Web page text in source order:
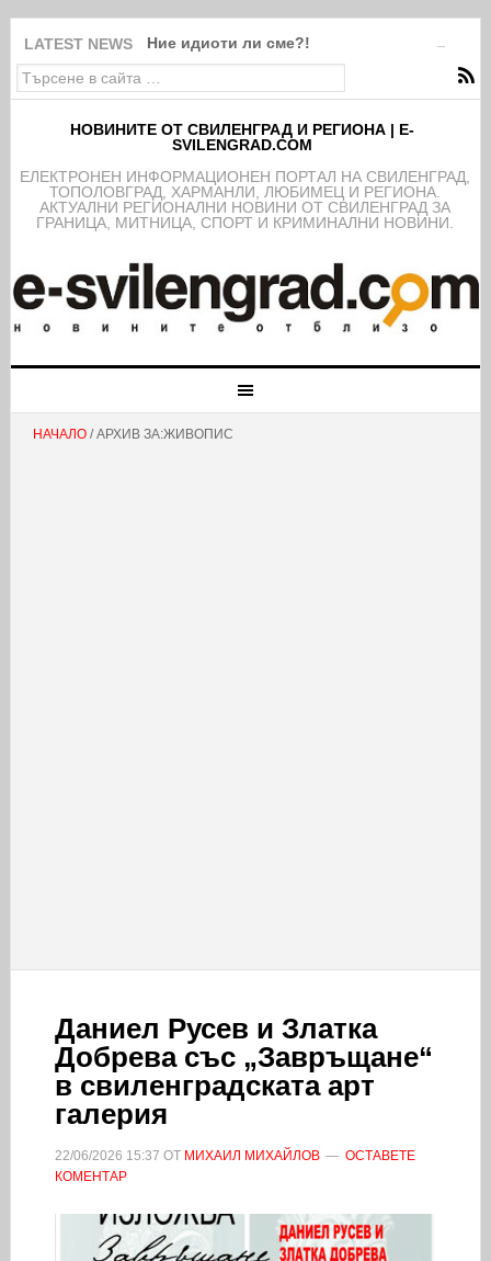
LATEST NEWS Ние идиоти ли сме?!
НОВИНИТЕ ОТ СВИЛЕНГРАД И РЕГИОНА | E-
SVILENGRAD.COM
EЛЕКТРОНЕН ИНФОРМАЦИОНЕН ПОРТАЛ НА СВИЛЕНГРАД,
ТОПОЛОВГРАД, ХАРМАНЛИ, ЛЮБИМЕЦ И РЕГИОНА.
АКТУАЛНИ РЕГИОНАЛНИ НОВИНИ ОТ СВИЛЕНГРАД ЗА
ГРАНИЦА, МИТНИЦА, СПОРТ И КРИМИНАЛНИ НОВИНИ.
НАЧАЛО/ АРХИВ ЗА:ЖИВОПИС
Даниел Русев и Златка
Добрева със „Завръщане“
в свиленградската арт
галерия
22/06/2026 15:37 ОТ МИХАИЛ МИХАЙЛОВ
ОСТАВЕТЕ
КОМЕНТАР